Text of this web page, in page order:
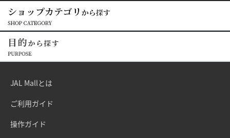
JAL Mallとは
ご利用ガイド
操作ガイド